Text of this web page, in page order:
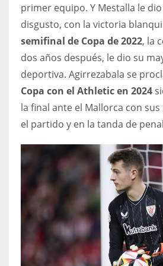
WSH
26
primer equipo. Y Mestalla le
disgusto, con la victoria
semifinal de Copa de 2022, la
dos años después, le dio su
deportiva. Agirrezabala se
Copa con el Athletic en 2024
la final ante el Mallorca con
el partido y en la tanda de